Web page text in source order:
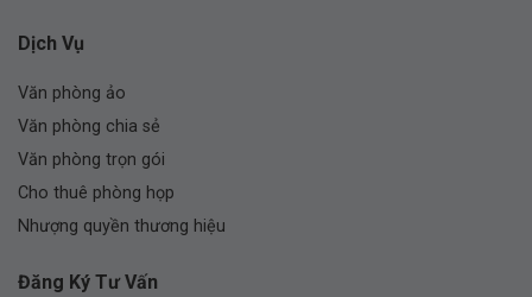
Dịch Vụ
Văn phòng ảo
Văn phòng chia sẻ
Văn phòng trọn gói
Cho thuê phòng họp
Nhượng quyền thương hiệu
Đăng Ký Tư Vấn